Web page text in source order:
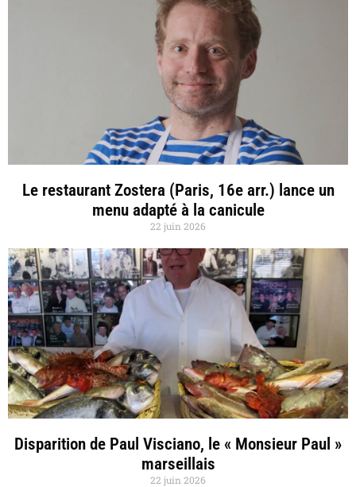
Le restaurant Zostera (Paris, 16e arr.) lance un
menu adapté à la canicule
22 juin 2026
Disparition de Paul Visciano, le « Monsieur Paul »
marseillais
22 juin 2026